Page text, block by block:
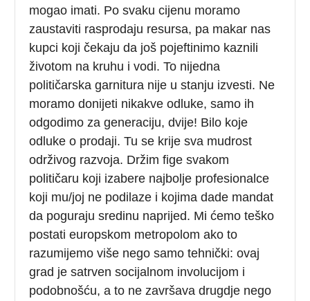
mogao imati. Po svaku cijenu moramo
zaustaviti rasprodaju resursa, pa makar nas
kupci koji čekaju da još pojeftinimo kaznili
životom na kruhu i vodi. To nijedna
političarska garnitura nije u stanju izvesti. Ne
moramo donijeti nikakve odluke, samo ih
odgodimo za generaciju, dvije! Bilo koje
odluke o prodaji. Tu se krije sva mudrost
održivog razvoja. Držim fige svakom
političaru koji izabere najbolje profesionalce
koji mu/joj ne podilaze i kojima dade mandat
da poguraju sredinu naprijed. Mi ćemo teško
postati europskom metropolom ako to
razumijemo više nego samo tehnički: ovaj
grad je satrven socijalnom involucijom i
podobnošću, a to ne završava drugdje nego